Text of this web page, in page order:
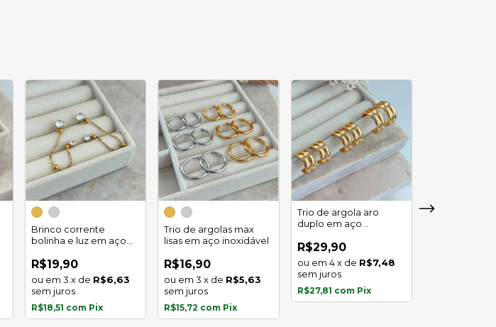
Brinco corrente
bolinha e luz em aço
R$19,90
3 x de R$6,63
sem juros
R$18,51 com Pix
Trio de argolas max
lisas em aço inoxidável
R$16,90
3 x de R$5,63
sem juros
R$15,72 com Pix
Trio de argola aro
duplo em aço
R$29,90
4 x de R$7,48
sem juros
R$27,81 com Pix